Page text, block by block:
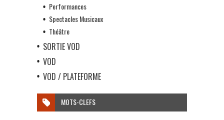
Performances
Spectacles Musicaux
Théâtre
SORTIE VOD
VOD
VOD / PLATEFORME
MOTS-CLEFS